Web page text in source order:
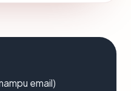
email)